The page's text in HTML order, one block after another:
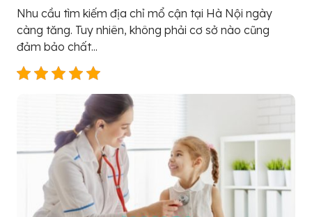
Nhu cầu tìm kiếm địa chỉ mổ cận tại Hà Nội ngày
càng tăng. Tuy nhiên, không phải cơ sở nào cũng
đảm bảo chất...